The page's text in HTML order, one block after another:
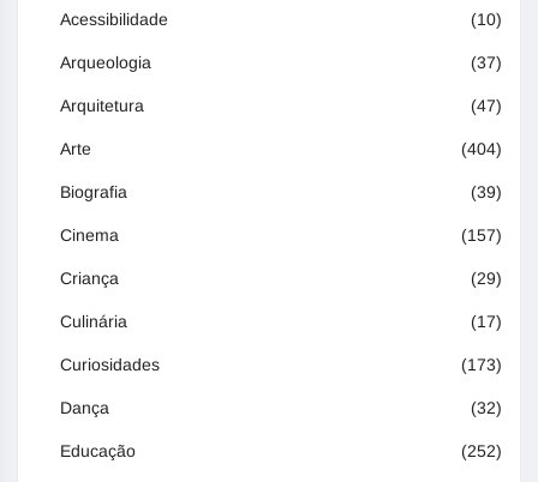
Acessibilidade (10)
Arqueologia (37)
Arquitetura (47)
Arte (404)
Biografia (39)
Cinema (157)
Criança (29)
Culinária (17)
Curiosidades (173)
Dança (32)
Educação (252)